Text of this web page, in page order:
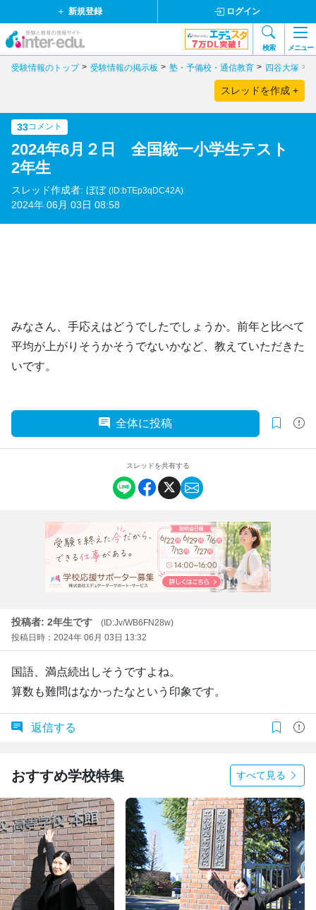
新規登録 ログイン
検索 メニュー
受験情報のトップ 受験情報の掲示板 塾・予備校・通信教育 四谷大塚
スレッドを作成 +
33コメント
2024年6月２日 全国統一小学生テスト
2年生
スレッド作成者: ぼぼ (ID:bTEp3qDC42A)
2024年 06月 03日 08:58
みなさん、手応えはどうでしたでしょうか。前年と比べて
平均が上がりそうかそうでないかなど、教えていただきた
いです。
全体に投稿
スレッドを共有する
投稿者: 2年生です
(ID:Jv/WB6FN28w)
投稿日時：2024年 06月 03日 13:32
国語、満点続出しそうですよね。
算数も難問はなかったなという印象です。
返信する
おすすめ学校特集 すべて見る